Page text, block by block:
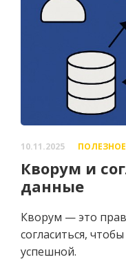
10.11.2025 ПОЛЕЗНОЕ
Кворум и
данные
Кворум — это
согласиться,
успешной.